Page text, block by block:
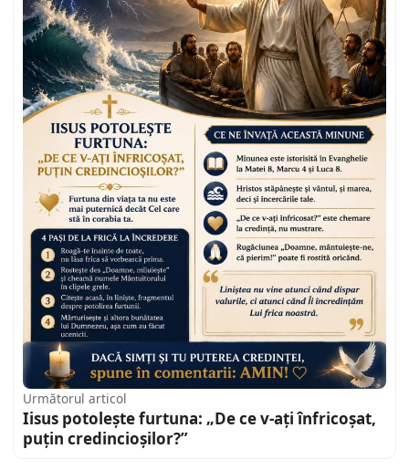
Următorul articol
Iisus potolește furtuna: „De ce v-ați înfricoșat,
puțin credincioșilor?”